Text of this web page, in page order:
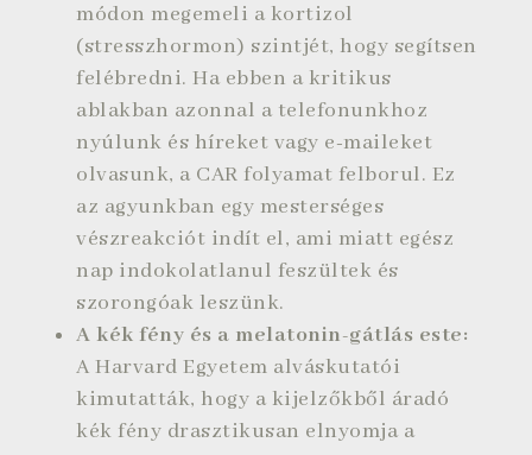
módon megemeli a kortizol
(stresszhormon) szintjét, hogy segítsen
felébredni. Ha ebben a kritikus
ablakban azonnal a telefonunkhoz
nyúlunk és híreket vagy e-maileket
olvasunk, a CAR folyamat felborul. Ez
az agyunkban egy mesterséges
vészreakciót indít el, ami miatt egész
nap indokolatlanul feszültek és
szorongóak leszünk.
A kék fény és a melatonin-gátlás este:
A Harvard Egyetem alváskutatói
kimutatták, hogy a kijelzőkből áradó
kék fény drasztikusan elnyomja a